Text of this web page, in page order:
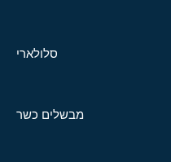
סלולארי
מבשלים כשר